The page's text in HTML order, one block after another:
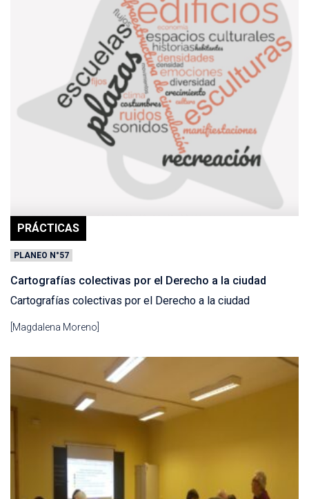
PRÁCTICAS
PLANEO N°57
Cartografías colectivas por el Derecho a la ciudad
Cartografías colectivas por el Derecho a la ciudad
[Magdalena Moreno]